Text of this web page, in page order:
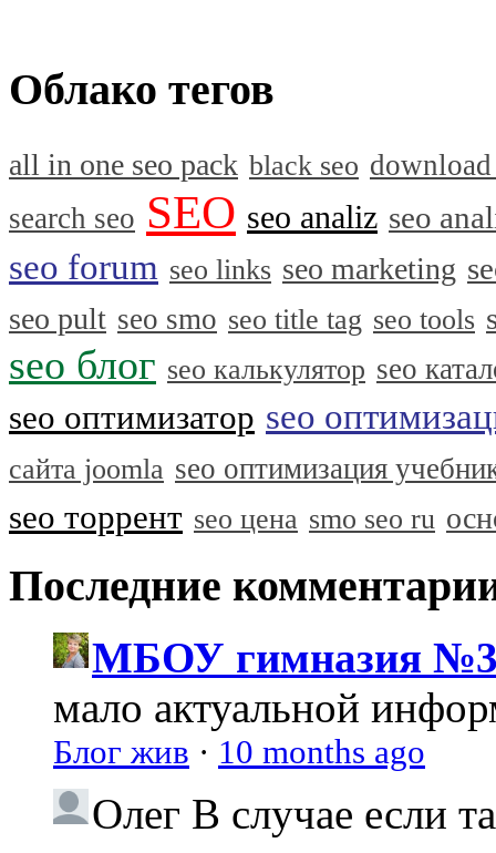
Облако тегов
all in one seo pack black seo download
search seo SEO seo analiz seo
seo forum seo links seo marketing
seo pult seo smo seo title tag seo tools
seo блог seo калькулятор seo
seo оптимизатор seo
сайта joomla seo оптимизация
seo торрент seo цена smo seo ru
Последние
МБОУ гимназия №3
мало актуальной
Блог жив · 10 months ago
Олег В случае если